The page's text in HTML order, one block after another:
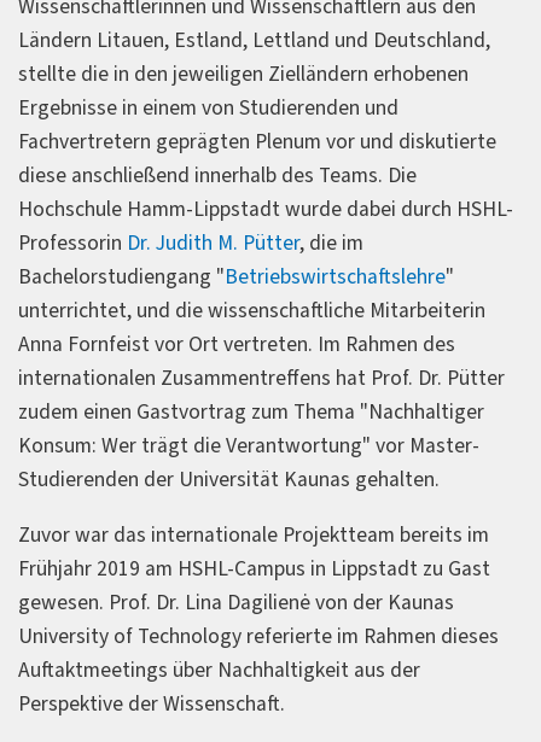
Wissenschaftlerinnen und Wissenschaftlern aus den
Ländern Litauen, Estland, Lettland und Deutschland,
stellte die in den jeweiligen Zielländern erhobenen
Ergebnisse in einem von Studierenden und
Fachvertretern geprägten Plenum vor und diskutierte
diese anschließend innerhalb des Teams. Die
Hochschule Hamm-Lippstadt wurde dabei durch HSHL-
Professorin Dr. Judith M. Pütter, die im
Bachelorstudiengang "Betriebswirtschaftslehre"
unterrichtet, und die wissenschaftliche Mitarbeiterin
Anna Fornfeist vor Ort vertreten. Im Rahmen des
internationalen Zusammentreffens hat Prof. Dr. Pütter
zudem einen Gastvortrag zum Thema "Nachhaltiger
Konsum: Wer trägt die Verantwortung" vor Master-
Studierenden der Universität Kaunas gehalten.
Zuvor war das internationale Projektteam bereits im
Frühjahr 2019 am HSHL-Campus in Lippstadt zu Gast
gewesen. Prof. Dr. Lina Dagilienė von der Kaunas
University of Technology referierte im Rahmen dieses
Auftaktmeetings über Nachhaltigkeit aus der
Perspektive der Wissenschaft.